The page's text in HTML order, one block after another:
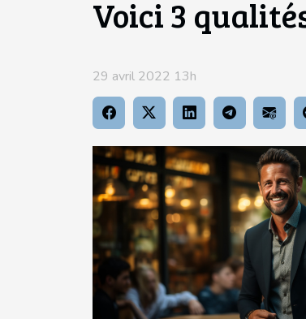
Voici 3
29 avril 2022 13h